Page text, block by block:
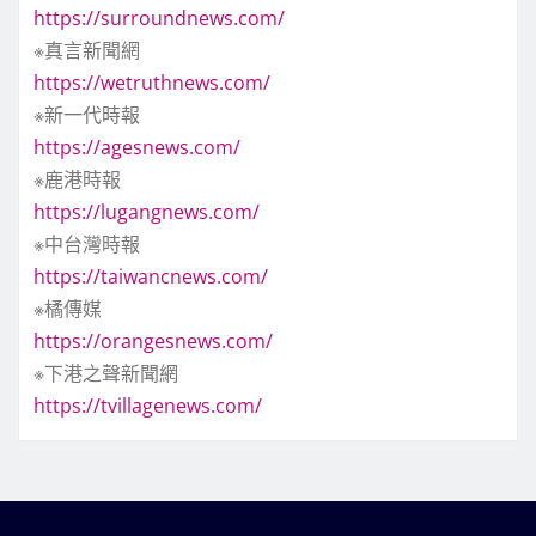
https://surroundnews.com/
※真言新聞網
https://wetruthnews.com/
※新一代時報
https://agesnews.com/
※鹿港時報
https://lugangnews.com/
※中台灣時報
https://taiwancnews.com/
※橘傳媒
https://orangesnews.com/
※下港之聲新聞網
https://tvillagenews.com/